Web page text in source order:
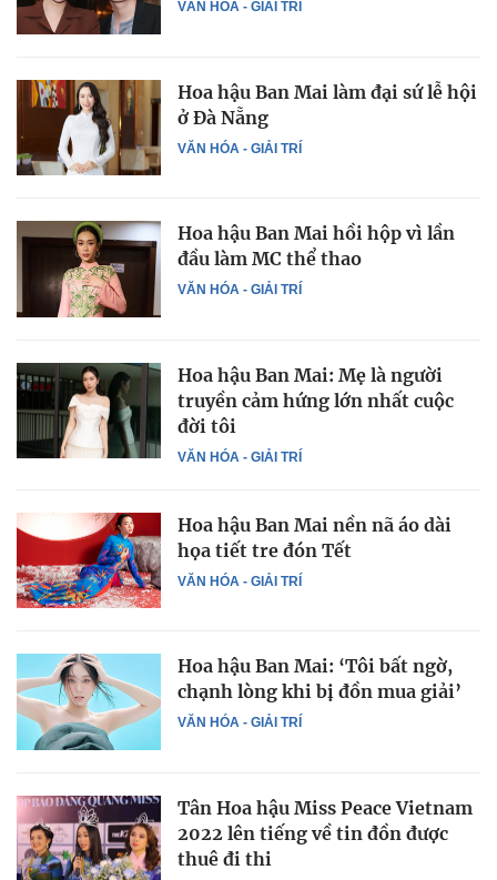
VĂN HÓA - GIẢI TRÍ
VĂN HÓA - GIẢI TRÍ
Hoa hậu Ban Mai làm đại sứ lễ hội
ở Đà Nẵng
VĂN HÓA - GIẢI TRÍ
Hoa hậu Ban Mai hồi hộp vì lần
đầu làm MC thể thao
VĂN HÓA - GIẢI TRÍ
Hoa hậu Ban Mai: Mẹ là người
truyền cảm hứng lớn nhất cuộc
đời tôi
VĂN HÓA - GIẢI TRÍ
Hoa hậu Ban Mai nền nã áo dài
họa tiết tre đón Tết
VĂN HÓA - GIẢI TRÍ
Hoa hậu Ban Mai: ‘Tôi bất ngờ,
chạnh lòng khi bị đồn mua giải’
Tân Hoa hậu Miss Peace Vietnam
2022 lên tiếng về tin đồn được
thuê đi thi